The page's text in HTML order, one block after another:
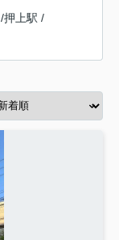
/押上駅 /